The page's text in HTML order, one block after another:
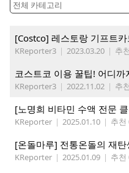
[Costco] 레스토랑 기프트카
KReporter3 | 2023.03.20 | 추
코스트코 이용 꿀팁! 어디까
KReporter3 | 2022.11.02 | 추
[노명희 비타민 수액 전문
KReporter | 2025.01.10 | 추천
KReporter | 2025.01.09 | 추천